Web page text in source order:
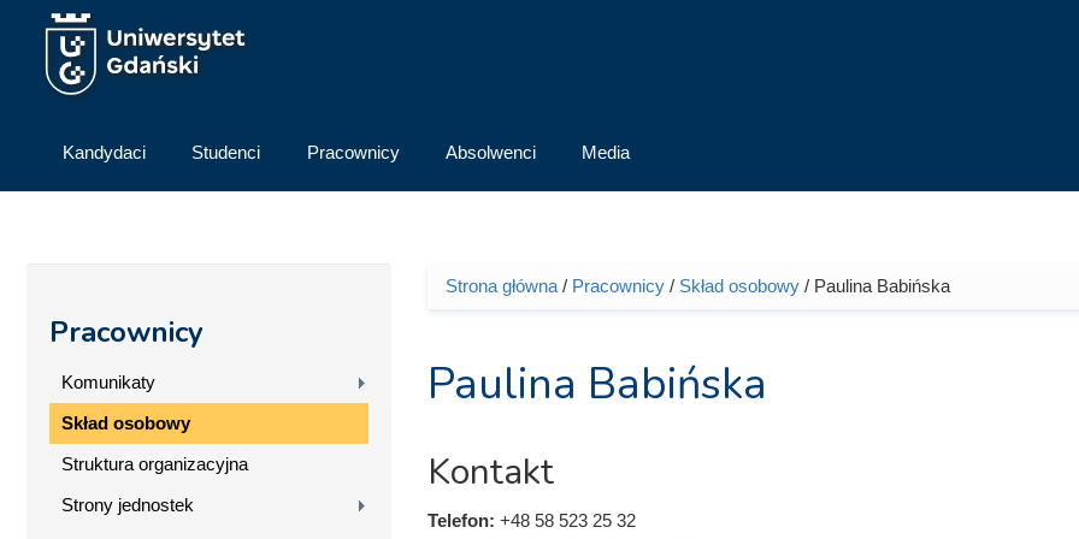
Przejdź do treści
Kandydaci Studenci Pracownicy Absolwenci Media
Pracownicy
Komunikaty
Skład osobowy
Struktura organizacyjna
Strony jednostek
Jesteś tutaj
Strona główna/ Pracownicy/ Skład osobowy/ Paulina Babińska
Paulina Babińska
Kontakt
Telefon: +48 58 523 25 32